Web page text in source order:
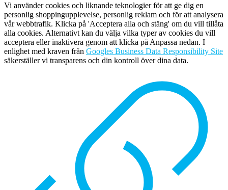
Vi använder cookies och liknande teknologier för att ge dig en
personlig shoppingupplevelse, personlig reklam och för att analysera
vår webbtrafik. Klicka på 'Acceptera alla och stäng' om du vill tillåta
alla cookies. Alternativt kan du välja vilka typer av cookies du vill
acceptera eller inaktivera genom att klicka på Anpassa nedan. I
enlighet med kraven från Googles Business Data Responsibility Site
säkerställer vi transparens och din kontroll över dina data.